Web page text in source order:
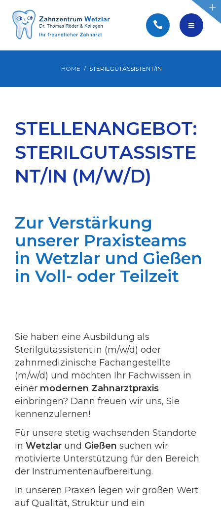
BEWERBEN
PRAXIS WEBSEITEN
BEWERBEN
PRAXIS WEBSEITEN
HOME STERILGUTASSISTENT/IN
STELLENANGEBOT:
STERILGUTASSISTE
NT/IN (M/W/D)
Zur Verstärkung
unserer Praxisteams
in Wetzlar und Gießen
in Voll- oder Teilzeit
Sie haben eine Ausbildung als
Sterilgutassistent:in (m/w/d) oder
zahnmedizinische Fachangestellte
(m/w/d) und möchten Ihr Fachwissen in
einer modernen Zahnarztpraxis
einbringen? Dann freuen wir uns, Sie
kennenzulernen!
Für unsere stetig wachsenden Standorte
in Wetzlar und Gießen suchen wir
motivierte Unterstützung für den Bereich
der Instrumentenaufbereitung.
In unseren Praxen legen wir großen Wert
auf Qualität, Struktur und ein